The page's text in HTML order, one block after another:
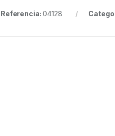
Referencia:04128